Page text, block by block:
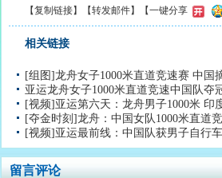
【复制链接】【转发邮件】 【一键分享
相关链接
[组图]龙舟女子1000米直道竞速赛 中国
亚运龙舟女子1000米直道竞速中国队夺
[视频]亚运第六天：龙舟男子1000米 印
[夺金时刻]龙舟：中国女队1000米直道
[视频]亚运最前线：中国队获男子自行
留言评论